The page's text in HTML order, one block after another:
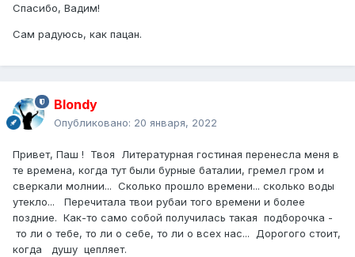
Спасибо, Вадим!
Сам радуюсь, как пацан.
Blondy
Опубликовано: 20 января, 2022
Привет, Паш ! Твоя Литературная гостиная перенесла меня в
те времена, когда тут были бурные баталии, гремел гром и
сверкали молнии... Сколько прошло времени... сколько воды
утекло... Перечитала твои рубаи того времени и более
поздние. Как-то само собой получилась такая подборочка -
то ли о тебе, то ли о себе, то ли о всех нас... Дорогого стоит,
когда душу цепляет.